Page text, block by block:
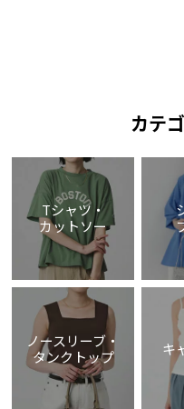
カテ
Tシャツ・
カットソー
ノースリーブ・
タンクトップ
キ